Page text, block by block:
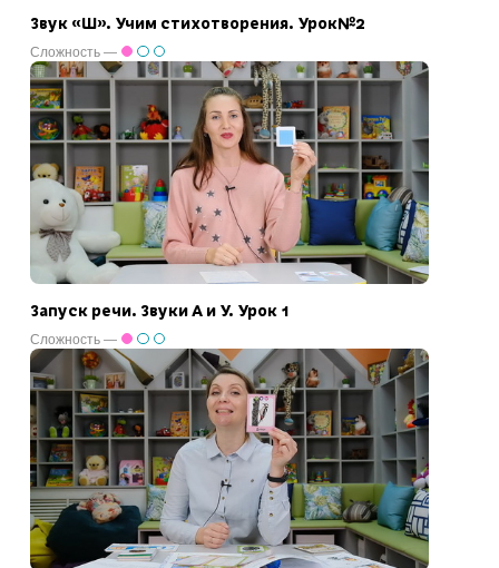
Звук «Ш». Учим стихотворения. Урок№2
Сложность —
Запуск речи. Звуки А и У. Урок 1
Сложность —